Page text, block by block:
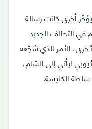
أخرى كانت رسالة
في التحالف الجديد
الأمر الذي شجّعه
ليأتي إلى الشام،
الكنيسة.